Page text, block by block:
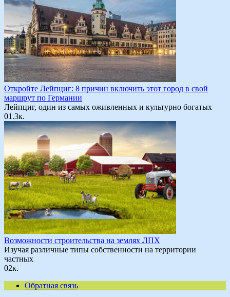
Откройте Лейпциг: 8 причин включить этот город в свой
маршрут по Германии
Лейпциг, один из самых оживленных и культурно богатых
01.3к.
Возможности строительства на землях ЛПХ
Изучая различные типы собственности на территории
частных
02к.
Обратная связь